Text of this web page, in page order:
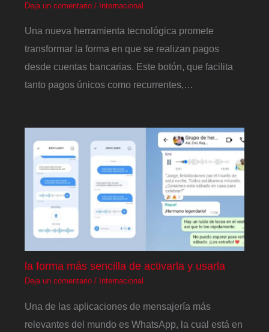
Deja un comentario / Internacional
Una nueva herramienta tecnológica promete
transformar la forma en que se realizan pagos
desde cuentas bancarias. Este botón, que facilita
tanto pagos únicos como recurrentes,…
la forma más sencilla de activarla y usarla
Deja un comentario / Internacional
Una de las aplicaciones de mensajería más
relevantes del mundo es WhatsApp, la cual está en